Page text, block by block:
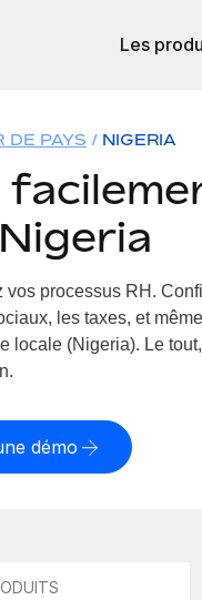
Les
DE PAYS NIGERIA
vos processus RH.
les taxes, et
locale (Nigeria). Le
démo